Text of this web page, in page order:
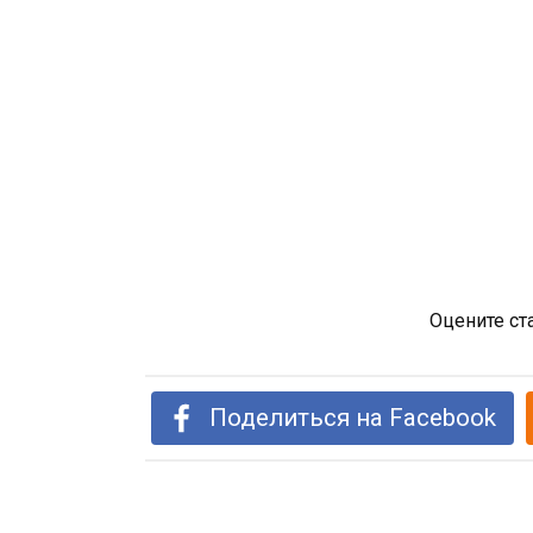
Оцените
Поделиться на Facebook